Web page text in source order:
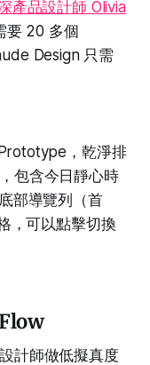
產品設計師 Olivia
要 20 多個
Design 只需
，乾淨排
包含今日靜心時
部導覽列（首
，可以點擊切換
計師做低擬真度